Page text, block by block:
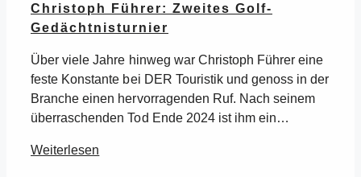
Christoph Führer: Zweites Golf-
Gedächtnisturnier
Über viele Jahre hinweg war Christoph Führer eine
feste Konstante bei DER Touristik und genoss in der
Branche einen hervorragenden Ruf. Nach seinem
überraschenden Tod Ende 2024 ist ihm ein…
Weiterlesen